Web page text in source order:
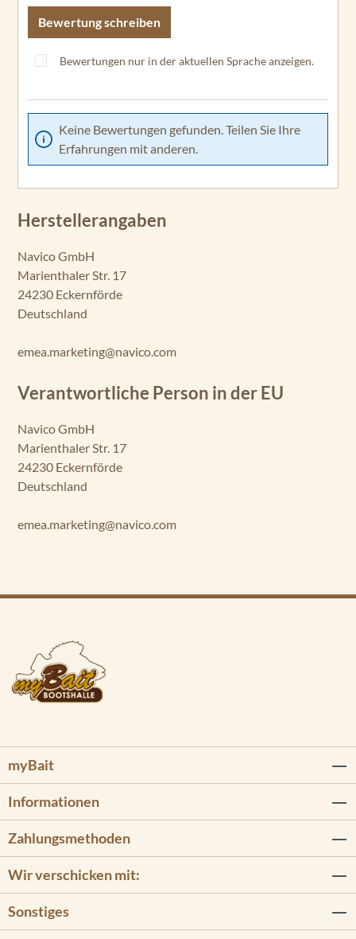
Bewertung schreiben
Bewertungen nur in der aktuellen Sprache anzeigen.
Keine Bewertungen gefunden. Teilen Sie Ihre
Erfahrungen mit anderen.
Herstellerangaben
Navico GmbH
Marienthaler Str. 17
24230 Eckernförde
Deutschland
emea.marketing@navico.com
Verantwortliche Person in der EU
Navico GmbH
Marienthaler Str. 17
24230 Eckernförde
Deutschland
emea.marketing@navico.com
myBait
Informationen
Zahlungsmethoden
Wir verschicken mit:
Sonstiges